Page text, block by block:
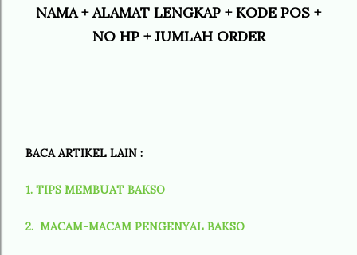
NAMA + ALAMAT LENGKAP + KODE POS +
NO HP + JUMLAH ORDER
BACA ARTIKEL LAIN :
1. TIPS MEMBUAT BAKSO
2. MACAM-MACAM PENGENYAL BAKSO